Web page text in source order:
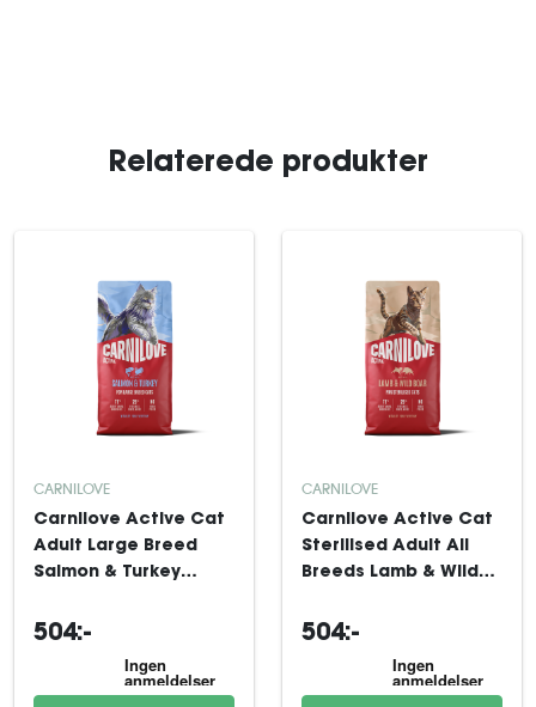
Relaterede produkter
CARNILOVE
Carnilove Active Cat
Adult Large Breed
Salmon & Turkey
504:-
CARNILOVE
Carnilove Active Cat
Sterilised Adult All
Breeds Lamb & Wild
kg
504:-